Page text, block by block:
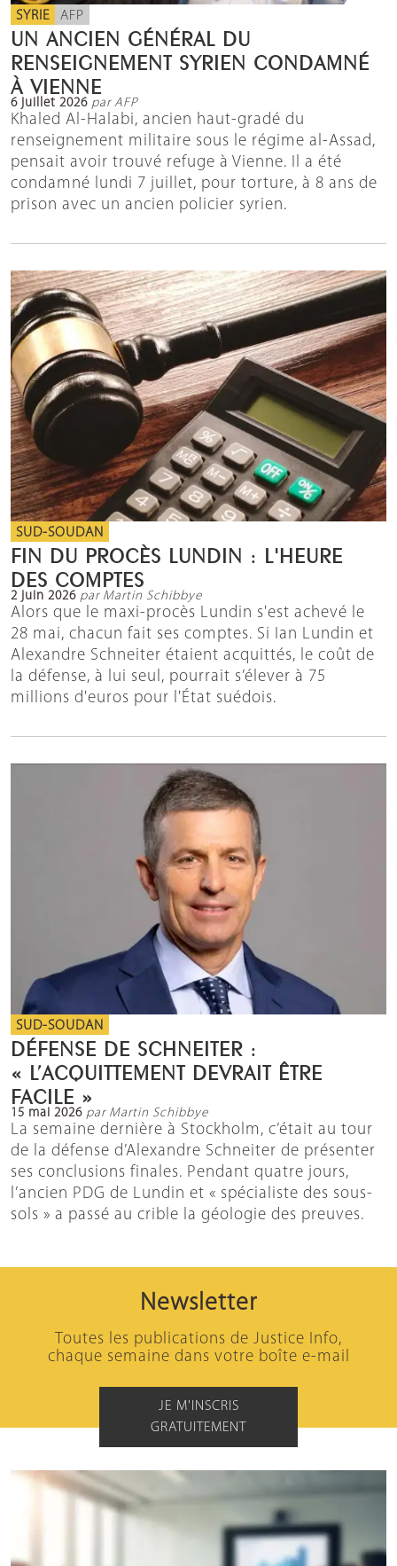
SYRIE AFP
UN ANCIEN GÉNÉRAL DU
RENSEIGNEMENT SYRIEN CONDAMNÉ
À VIENNE
6 juillet 2026 par AFP
Khaled Al-Halabi, ancien haut-gradé du
renseignement militaire sous le régime al-Assad,
pensait avoir trouvé refuge à Vienne. Il a été
condamné lundi 7 juillet, pour torture, à 8 ans de
prison avec un ancien policier syrien.
SUD-SOUDAN
FIN DU PROCÈS LUNDIN : L'HEURE
DES COMPTES
2 juin 2026 par Martin Schibbye
Alors que le maxi-procès Lundin s'est achevé le
28 mai, chacun fait ses comptes. Si Ian Lundin et
Alexandre Schneiter étaient acquittés, le coût de
la défense, à lui seul, pourrait s’élever à 75
millions d'euros pour l'État suédois.
SUD-SOUDAN
DÉFENSE DE SCHNEITER :
« L’ACQUITTEMENT DEVRAIT ÊTRE
FACILE »
15 mai 2026 par Martin Schibbye
La semaine dernière à Stockholm, c’était au tour
de la défense d’Alexandre Schneiter de présenter
ses conclusions finales. Pendant quatre jours,
l’ancien PDG de Lundin et « spécialiste des sous-
sols » a passé au crible la géologie des preuves.
Newsletter
Toutes les publications de Justice Info,
chaque semaine dans votre boîte e-mail
JE M'INSCRIS
GRATUITEMENT